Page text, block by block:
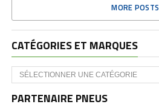
MORE POSTS
CATÉGORIES ET MARQUES
Catégories
et
PARTENAIRE PNEUS